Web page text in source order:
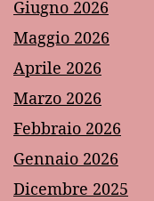
Giugno 2026
Maggio 2026
Aprile 2026
Marzo 2026
Febbraio 2026
Gennaio 2026
Dicembre 2025